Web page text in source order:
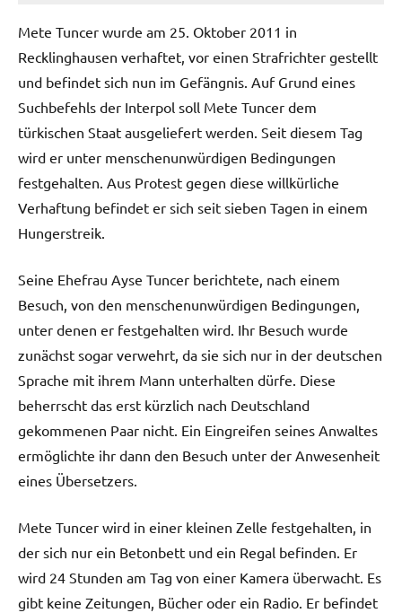
Mete Tuncer wurde am 25. Oktober 2011 in
Recklinghausen verhaftet, vor einen Strafrichter gestellt
und befindet sich nun im Gefängnis. Auf Grund eines
Suchbefehls der Interpol soll Mete Tuncer dem
türkischen Staat ausgeliefert werden. Seit diesem Tag
wird er unter menschenunwürdigen Bedingungen
festgehalten. Aus Protest gegen diese willkürliche
Verhaftung befindet er sich seit sieben Tagen in einem
Hungerstreik.
Seine Ehefrau Ayse Tuncer berichtete, nach einem
Besuch, von den menschenunwürdigen Bedingungen,
unter denen er festgehalten wird. Ihr Besuch wurde
zunächst sogar verwehrt, da sie sich nur in der deutschen
Sprache mit ihrem Mann unterhalten dürfe. Diese
beherrscht das erst kürzlich nach Deutschland
gekommenen Paar nicht. Ein Eingreifen seines Anwaltes
ermöglichte ihr dann den Besuch unter der Anwesenheit
eines Übersetzers.
Mete Tuncer wird in einer kleinen Zelle festgehalten, in
der sich nur ein Betonbett und ein Regal befinden. Er
wird 24 Stunden am Tag von einer Kamera überwacht. Es
gibt keine Zeitungen, Bücher oder ein Radio. Er befindet